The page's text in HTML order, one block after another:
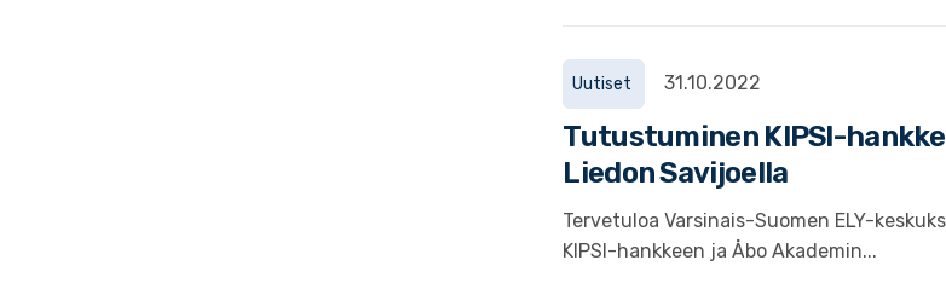
Uutiset 31.10.2022
Tutustuminen KIPSI-
Liedon Savijoella
Tervetuloa Varsinais-Suomen ELY-
KIPSI-hankkeen ja Åbo Akademin...